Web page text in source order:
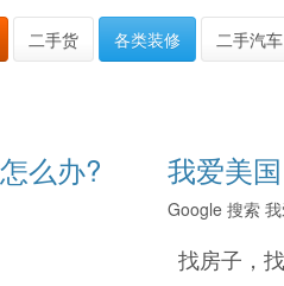
二手货 各类装修
二手汽车
么办? 我爱美
Google 搜索
找房子，